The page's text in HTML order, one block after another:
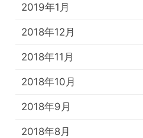
2019年1月
2018年12月
2018年11月
2018年10月
2018年9月
2018年8月